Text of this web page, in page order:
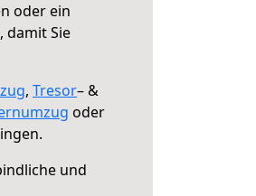
oder ein
, damit Sie
, Tresor– &
oder
und